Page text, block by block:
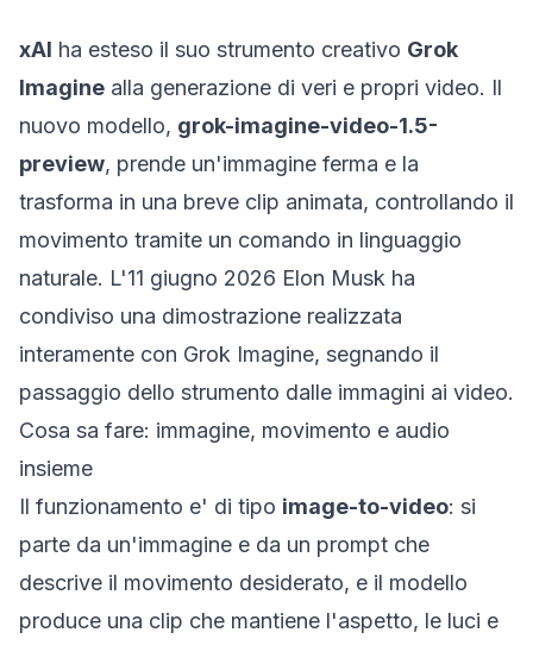
xAI ha esteso il suo strumento creativo Grok
Imagine alla generazione di veri e propri video. Il
nuovo modello, grok-imagine-video-1.5-
preview, prende un'immagine ferma e la
trasforma in una breve clip animata, controllando il
movimento tramite un comando in linguaggio
naturale. L'11 giugno 2026 Elon Musk ha
condiviso una dimostrazione realizzata
interamente con Grok Imagine, segnando il
passaggio dello strumento dalle immagini ai video.
Cosa sa fare: immagine, movimento e audio
insieme
Il funzionamento e' di tipo image-to-video: si
parte da un'immagine e da un prompt che
descrive il movimento desiderato, e il modello
produce una clip che mantiene l'aspetto, le luci e